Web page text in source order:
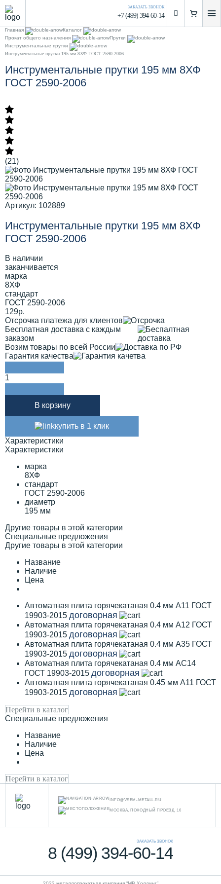
ЗАКАЗАТЬ ЗВОНОК
+7 (499) 394-60-14
Главная
Каталог
Прокат общего назначения
Прутки
Инструментальные прутки
Инструментальные прутки 195 мм 8ХФ ГОСТ 2590-2006
Инструментальные прутки 195 мм 8ХФ
ГОСТ 2590-2006
(21)
Артикул: 102889
Инструментальные прутки 195 мм 8ХФ
ГОСТ 2590-2006
В наличии
заканчивается
марка
8ХФ
стандарт
ГОСТ 2590-2006
129р.
Отсрочка платежа для клиентов
Бесплатная доставка с каждым
заказом
Возим товары по всей России
Гарантия качества
1
В корзину
купить в 1 клик
Характеристики
Характеристики
марка
8ХФ
стандарт
ГОСТ 2590-2006
диаметр
195 мм
Другие товары в этой категории
Специальные предложения
Другие товары в этой категории
Название
Наличие
Цена
Автоматная плита горячекатаная 0.4 мм А11 ГОСТ
19903-2015 договорная
Автоматная плита горячекатаная 0.4 мм А12 ГОСТ
19903-2015 договорная
Автоматная плита горячекатаная 0.4 мм А35 ГОСТ
19903-2015 договорная
Автоматная плита горячекатаная 0.4 мм АС14
ГОСТ 19903-2015 договорная
Автоматная плита горячекатаная 0.45 мм А11 ГОСТ
19903-2015 договорная
Перейти в каталог
Специальные предложения
Название
Наличие
Цена
Перейти в каталог
INFO@VSEM-METALL.RU
МОСКВА, ПОХОДНЫЙ ПРОЕЗД, 16
ЗАКАЗАТЬ ЗВОНОК
8 (499) 394-60-14